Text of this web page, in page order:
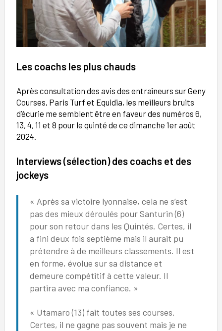
Les coachs les plus chauds
Après consultation des avis des entraîneurs sur Geny
Courses, Paris Turf et Equidia, les meilleurs bruits
d’écurie me semblent être en faveur des numéros 6,
13, 4, 11 et 8 pour le quinté de ce dimanche 1er août
2024.
Interviews (sélection) des coachs et des
jockeys
« Après sa victoire lyonnaise, cela ne s’est
pas des mieux déroulés pour Santurin (6)
pour son retour dans les Quintés. Certes, il
a fini deux fois septième mais il aurait pu
prétendre à de meilleurs classements. Il est
en forme, évolue sur sa distance et
demeure compétitif à cette valeur. Il
partira avec ma confiance. »
« Utamaro (13) fait toutes ses courses.
Certes, il ne gagne pas souvent mais je ne